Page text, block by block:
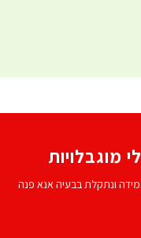
מוגבלויות
ונתקלת בבעיה אנא פנה